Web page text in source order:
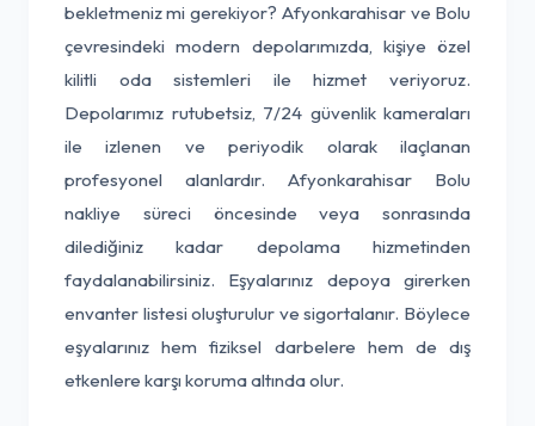
bekletmeniz mi gerekiyor? Afyonkarahisar ve Bolu
çevresindeki modern depolarımızda, kişiye özel
kilitli oda sistemleri ile hizmet veriyoruz.
Depolarımız rutubetsiz, 7/24 güvenlik kameraları
ile izlenen ve periyodik olarak ilaçlanan
profesyonel alanlardır. Afyonkarahisar Bolu
nakliye süreci öncesinde veya sonrasında
dilediğiniz kadar depolama hizmetinden
faydalanabilirsiniz. Eşyalarınız depoya girerken
envanter listesi oluşturulur ve sigortalanır. Böylece
eşyalarınız hem fiziksel darbelere hem de dış
etkenlere karşı koruma altında olur.